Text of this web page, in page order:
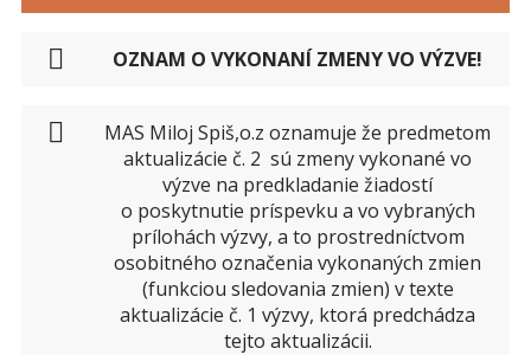
OZNAM O VYKONANÍ ZMENY VO VÝZVE!
MAS Miloj Spiš,o.z oznamuje že predmetom
aktualizácie č. 2 sú zmeny vykonané vo
výzve na predkladanie žiadostí
o poskytnutie príspevku a vo vybraných
prílohách výzvy, a to prostredníctvom
osobitného označenia vykonaných zmien
(funkciou sledovania zmien) v texte
aktualizácie č. 1 výzvy, ktorá predchádza
tejto aktualizácii.